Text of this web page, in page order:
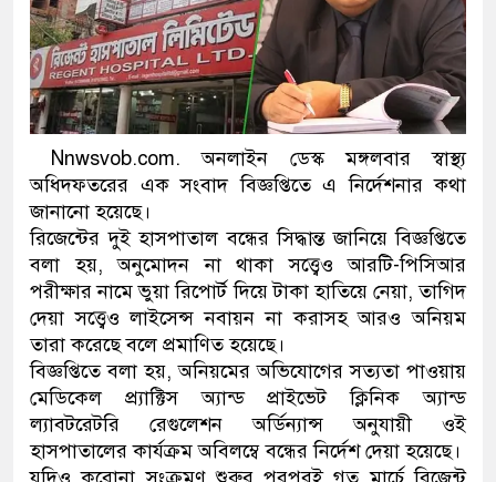
২৮ লাখ টাকার জাল নোটসহ
থানা পুলিশ
যেকোনো সময় বেনজীরের
নেতৃত্ব ও গণতন্ত্রের মূর্তমান
‘আজহার খান’
অবৈধ বিদেশি পিস্তল,
জড়িত কিশোর গ্যাংয়ের চার শিশু
ডাকাতির প্রস্তুতিকালে
থানা পুলিশ
Nnwsvob.com. অনলাইন ডেস্ক মঙ্গলবার স্বাস্থ্য
অধিদফতরের এক সংবাদ বিজ্ঞপ্তিতে এ নির্দেশনার কথা
জানানো হয়েছে।
রিজেন্টের দুই হাসপাতাল বন্ধের সিদ্ধান্ত জানিয়ে বিজ্ঞপ্তিতে
বলা হয়, অনুমোদন না থাকা সত্ত্বেও আরটি-পিসিআর
পরীক্ষার নামে ভুয়া রিপোর্ট দিয়ে টাকা হাতিয়ে নেয়া, তাগিদ
দেয়া সত্ত্বেও লাইসেন্স নবায়ন না করাসহ আরও অনিয়ম
তারা করেছে বলে প্রমাণিত হয়েছে।
বিজ্ঞপ্তিতে বলা হয়, অনিয়মের অভিযোগের সত্যতা পাওয়ায়
মেডিকেল প্র্যাক্টিস অ্যান্ড প্রাইভেট ক্লিনিক অ্যান্ড
ল্যাবটরেটরি রেগুলেশন অর্ডিন্যান্স অনুযায়ী ওই
হাসপাতালের কার্যক্রম অবিলম্বে বন্ধের নির্দেশ দেয়া হয়েছে।